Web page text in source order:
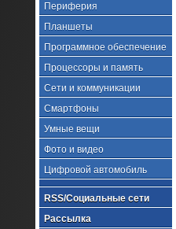
Периферия
Планшеты
Программное обеспечение
Процессоры и память
Сети и коммуникации
Смартфоны
Умные вещи
Фото и видео
Цифровой автомобиль
RSS/Социальные сети
Рассылка